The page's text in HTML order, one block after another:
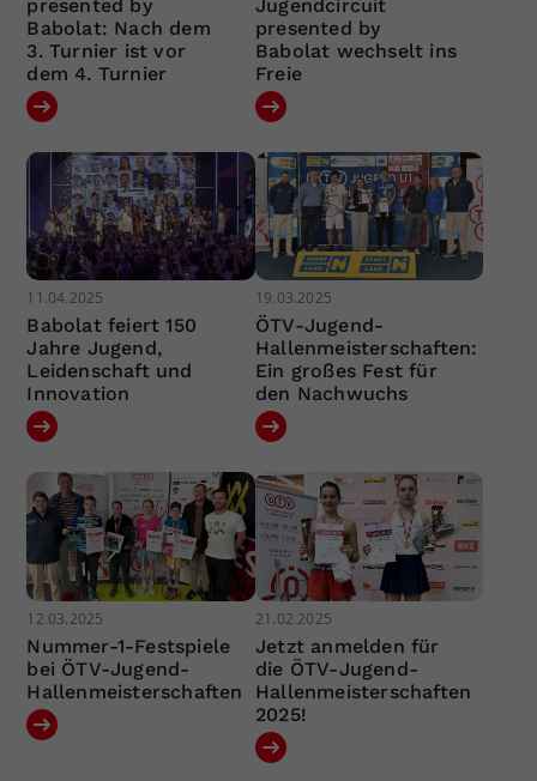
presented by
Babolat: Nach dem
3. Turnier ist vor
dem 4. Turnier
Jugendcircuit
presented by
Babolat wechselt ins
Freie
11.04.2025
Babolat feiert 150
Jahre Jugend,
Leidenschaft und
Innovation
19.03.2025
ÖTV-Jugend-
Hallenmeisterschaften:
Ein großes Fest für
den Nachwuchs
12.03.2025
Nummer-1-Festspiele
bei ÖTV-Jugend-
Hallenmeisterschaften
21.02.2025
Jetzt anmelden für
die ÖTV-Jugend-
Hallenmeisterschaften
2025!